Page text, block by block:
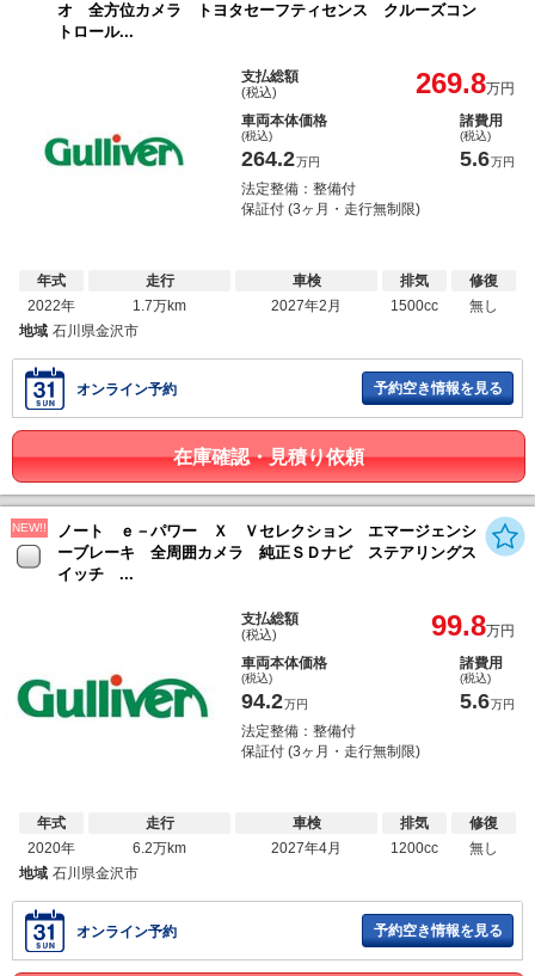
オ 全方位カメラ トヨタセーフティセンス クルーズコン
トロール...
支払総額
(税込) 269.8万円
車両本体価格
(税込)
264.2万円
諸費用
(税込)
5.6万円
法定整備：整備付
保証付 (3ヶ月・走行無制限)
年式
2022年
走行
1.7万km
車検
2027年2月
排気
1500cc
修復
無し
地域 石川県金沢市
オンライン予約 予約空き情報を見る
在庫確認・見積り依頼
NEW!!
ノート ｅ－パワー Ｘ Ｖセレクション エマージェンシ
ーブレーキ 全周囲カメラ 純正ＳＤナビ ステアリングス
イッチ ...
支払総額
(税込) 99.8万円
車両本体価格
(税込)
94.2万円
諸費用
(税込)
5.6万円
法定整備：整備付
保証付 (3ヶ月・走行無制限)
年式
2020年
走行
6.2万km
車検
2027年4月
排気
1200cc
修復
無し
地域 石川県金沢市
オンライン予約 予約空き情報を見る